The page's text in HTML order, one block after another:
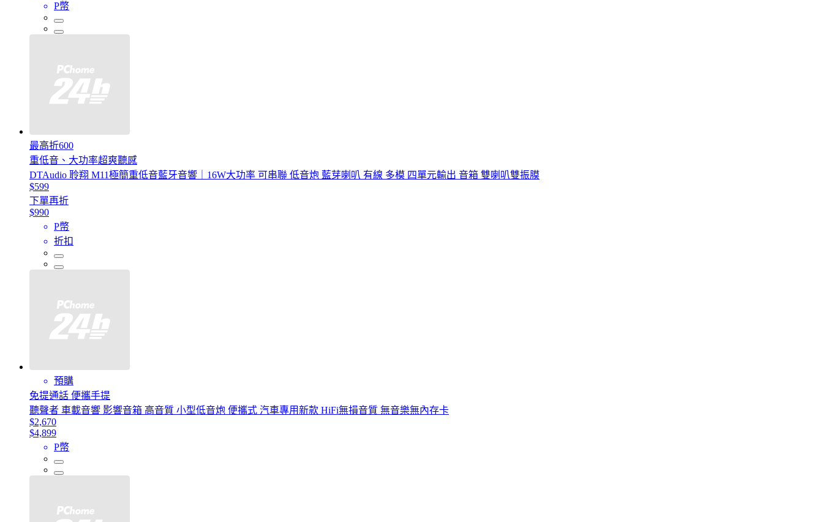
P幣
最高折600
重低音、大功率超爽聽感
DTAudio 聆翔 M11極簡重低音藍牙音響｜16W大功率 可串聯 低音炮 藍芽喇叭 有線 多模 四單元輸出 音箱 雙喇叭雙振膜
$599
下單再折
$990
P幣
折扣
預購
免提通話 便攜手提
聽聲者 車載音響 影響音箱 高音質 小型低音炮 便攜式 汽車專用新款 HiFi無損音質 無音樂無內存卡
$2,670
$4,899
P幣